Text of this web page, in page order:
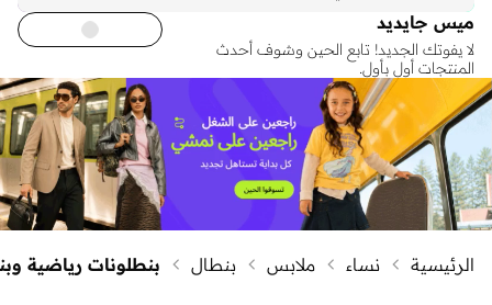
ميس جايديد
لا يفوتك الجديد! تابع الحين وشوف أحدث
المنتجات أول بأول.
الرئيسية نساء ملابس بنطال بنطلونات رياضية